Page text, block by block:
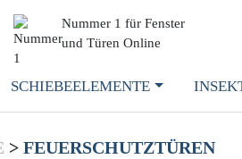
Nummer 1 für Fenster
und Türen Online
SCHIEBEELEMENTE
> FEUERSCHUTZTÜREN